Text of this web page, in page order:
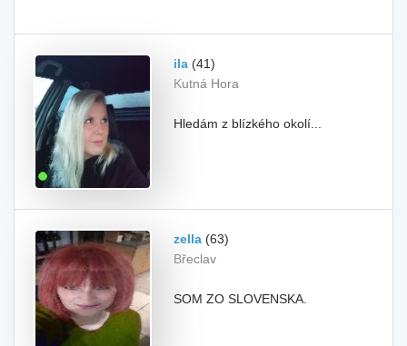
ila (41)
Kutná Hora
Hledám z blízkého okolí...
zella (63)
Břeclav
SOM ZO SLOVENSKA.